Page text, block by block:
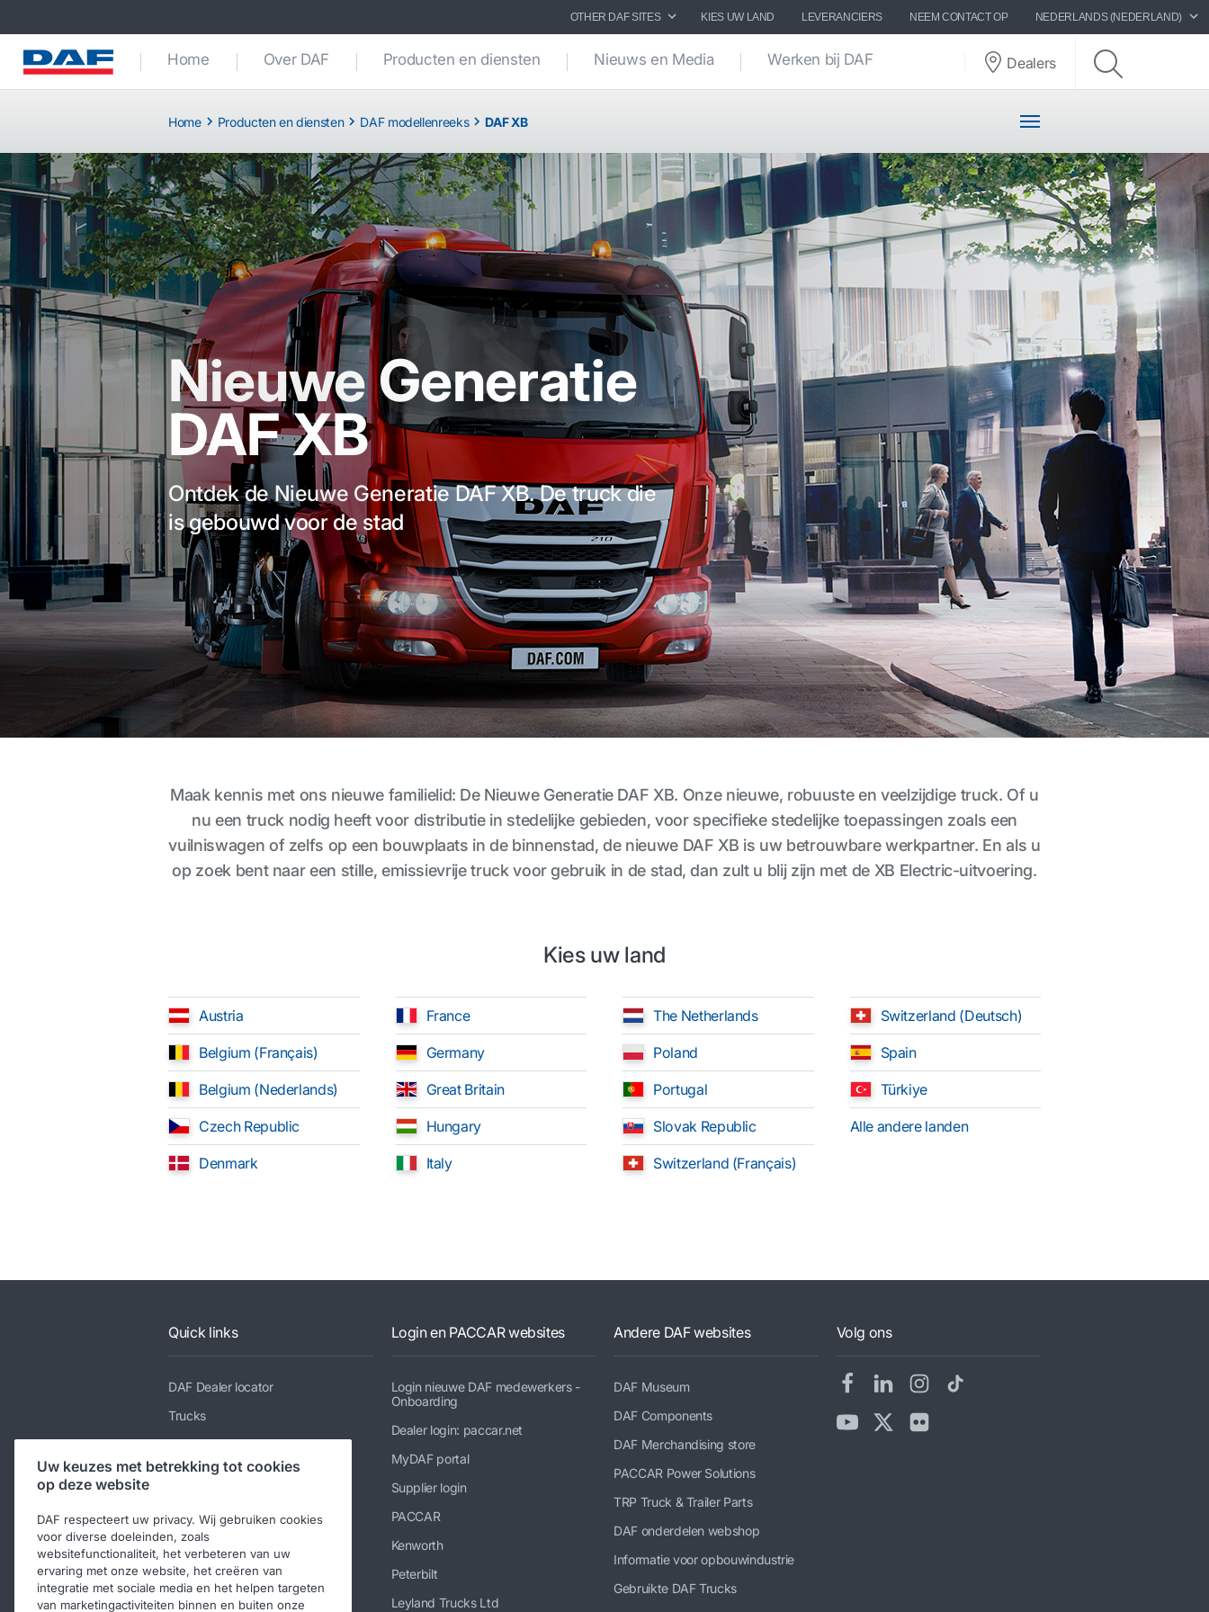
OTHER DAF SITES KIES UW LAND LEVERANCIERS NEEM CONTACT OP NEDERLANDS (NEDERLAND)
Home Over DAF Producten en diensten Nieuws en Media Werken bij DAF Dealers
Home Producten en diensten DAF modellenreeks DAF XB
Nieuwe Generatie
DAF XB
Ontdek de Nieuwe Generatie DAF XB. De truck die
is gebouwd voor de stad
Maak kennis met ons nieuwe familielid: De Nieuwe Generatie DAF XB. Onze nieuwe, robuuste en veelzijdige truck. Of u
nu een truck nodig heeft voor distributie in stedelijke gebieden, voor specifieke stedelijke toepassingen zoals een
vuilniswagen of zelfs op een bouwplaats in de binnenstad, de nieuwe DAF XB is uw betrouwbare werkpartner. En als u
op zoek bent naar een stille, emissievrije truck voor gebruik in de stad, dan zult u blij zijn met de XB Electric-uitvoering.
Kies uw land
Austria
Belgium (Français)
Belgium (Nederlands)
Czech Republic
Denmark
France
Germany
Great Britain
Hungary
Italy
The Netherlands
Poland
Portugal
Slovak Republic
Switzerland (Français)
Switzerland (Deutsch)
Spain
Türkiye
Alle andere landen
Quick links
DAF Dealer locator
Trucks
Diensten
Nieuws en media
Contact DAF Trucks N.V.
Code of Conduct
Login en PACCAR websites
Login nieuwe DAF medewerkers -
Onboarding
Dealer login: paccar.net
MyDAF portal
Supplier login
PACCAR
Kenworth
Peterbilt
Leyland Trucks Ltd
Andere DAF websites
DAF Museum
DAF Components
DAF Merchandising store
PACCAR Power Solutions
TRP Truck & Trailer Parts
DAF onderdelen webshop
Informatie voor opbouwindustrie
Gebruikte DAF Trucks
Volg ons
Uw keuzes met betrekking tot cookies
op deze website
DAF respecteert uw privacy. Wij gebruiken cookies
voor diverse doeleinden, zoals
websitefunctionaliteit, het verbeteren van uw
ervaring met onze website, het creëren van
integratie met sociale media en het helpen targeten
van marketingactiviteiten binnen en buiten onze